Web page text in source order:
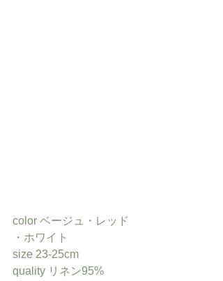
color ベージュ・レッド
・ホワイト
size 23-25cm
quality リネン95%